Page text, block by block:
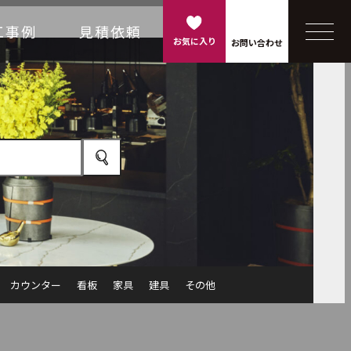
例 見積依頼
お気に入り お問い合わせ
カウンター 看板 家具 建具 その他